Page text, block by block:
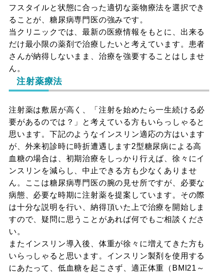
フスタイルと状態に合った適切な薬物療法を選択でき
ることが、糖尿病専門医の強みです。
当クリニックでは、最新の医療情報をもとに、出来る
だけ最小限の薬剤で治療したいと考えています。患者
さんが納得しないまま、治療を強要することはしませ
ん。
注射薬療法
注射薬は敷居が高く、「注射を始めたら一生続ける必
要があるのでは？」と考えている方もいらっしゃると
思います。下記のようなインスリン適応の方はいます
が、外来初診時に時折遭遇します2型糖尿病による高
血糖の場合は、初期治療をしっかり行えば、徐々にイ
ンスリンを減らし、中止できる方も少なくありませ
ん。ここは糖尿病専門医の腕の見せ所ですが、必要な
病態、必要な時期に注射薬を提案しています。その際
は十分な説明を行い、納得頂いた上で治療を開始しま
すので、疑問に思うことがあれば何でもご相談くださ
い。
またインスリン導入後、体重が徐々に増えてきた方も
いらっしゃると思います。インスリン製剤を使用する
にあたって、低血糖を起こさず、適正体重（BMI21～